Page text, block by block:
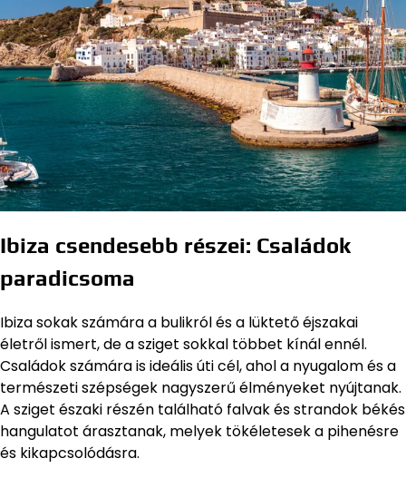
Ibiza csendesebb részei: Családok
paradicsoma
Ibiza sokak számára a bulikról és a lüktető éjszakai
életről ismert, de a sziget sokkal többet kínál ennél.
Családok számára is ideális úti cél, ahol a nyugalom és a
természeti szépségek nagyszerű élményeket nyújtanak.
A sziget északi részén található falvak és strandok békés
hangulatot árasztanak, melyek tökéletesek a pihenésre
és kikapcsolódásra.